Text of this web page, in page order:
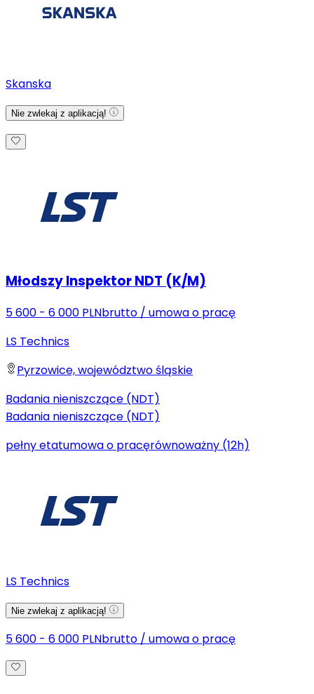
Skanska
Nie zwlekaj z aplikacją!
Młodszy Inspektor NDT (K/M)
5 600 - 6 000 PLNbrutto / umowa o pracę
LS Technics
Pyrzowice, województwo śląskie
Badania nieniszczące (NDT)
Badania nieniszczące (NDT)
pełny etatumowa o pracęrównoważny (12h)
LS Technics
Nie zwlekaj z aplikacją!
5 600 - 6 000 PLNbrutto / umowa o pracę